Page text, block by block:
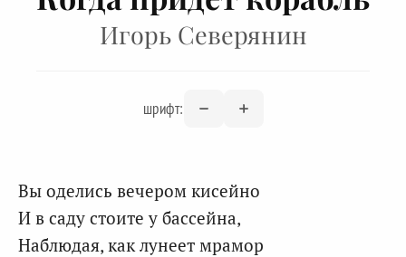
Игорь Северянин
шрифт:
Вы оделись вечером кисейно
И в саду стоите у бассейна,
Наблюдая, как лунеет мрамор